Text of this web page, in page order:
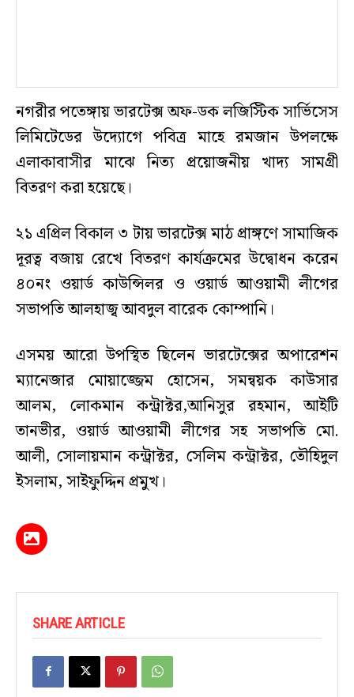
নগরীর পতেঙ্গায় ভারটেক্স অফ-ডক লজিস্টিক সার্ভিসেস
লিমিটেডের উদ্যোগে পবিত্র মাহে রমজান উপলক্ষে
এলাকাবাসীর মাঝে নিত্য প্রয়োজনীয় খাদ্য সামগ্রী
বিতরণ করা হয়েছে।
২১ এপ্রিল বিকাল ৩ টায় ভারটেক্স মাঠ প্রাঙ্গণে সামাজিক
দূরত্ব বজায় রেখে বিতরণ কার্যক্রমের উদ্বোধন করেন
৪০নং ওয়ার্ড কাউন্সিলর ও ওয়ার্ড আওয়ামী লীগের
সভাপতি আলহাজ্ব আবদুল বারেক কোম্পানি।
এসময় আরো উপস্থিত ছিলেন ভারটেক্সের অপারেশন
ম্যানেজার মোয়াজ্জেম হোসেন, সমন্বয়ক কাউসার
আলম, লোকমান কন্ট্রাক্টর,আনিসুর রহমান, আইটি
তানভীর, ওয়ার্ড আওয়ামী লীগের সহ সভাপতি মো.
আলী, সোলায়মান কন্ট্রাক্টর, সেলিম কন্ট্রাক্টর, তৌহিদুল
ইসলাম, সাইফুদ্দিন প্রমুখ।
SHARE ARTICLE